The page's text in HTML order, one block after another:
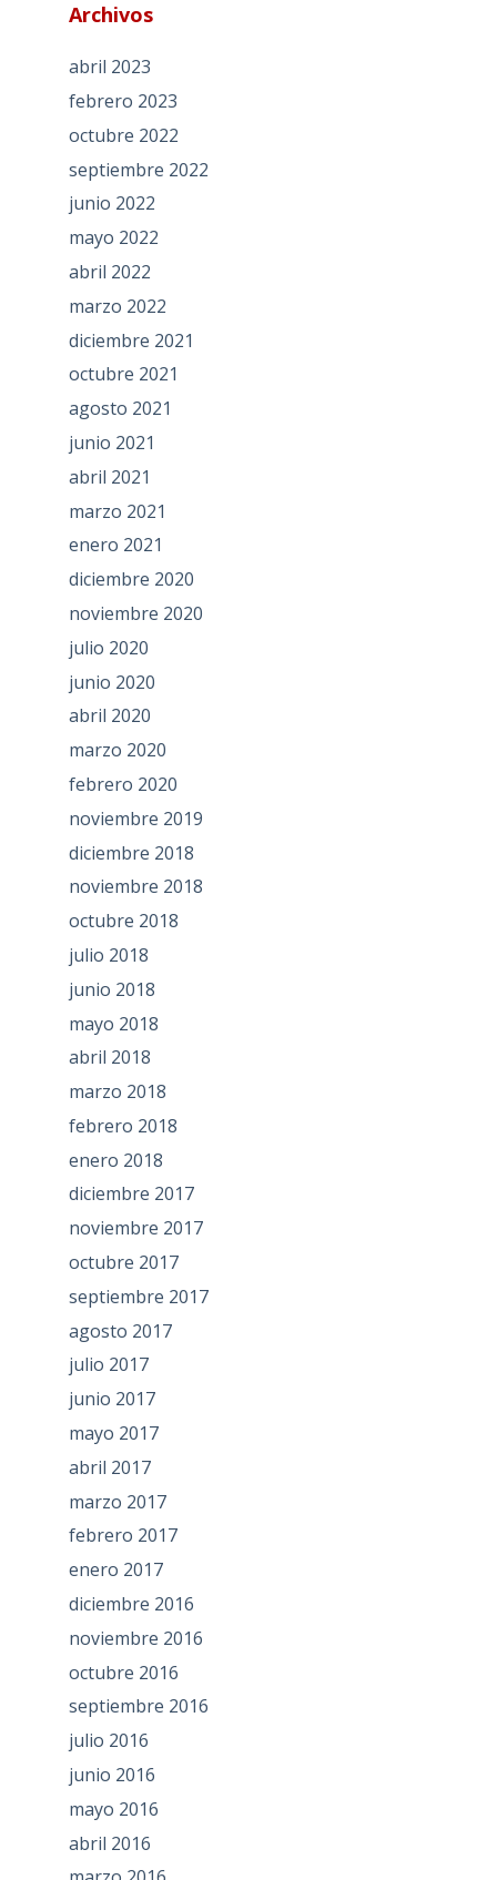
Archivos
abril 2023
febrero 2023
octubre 2022
septiembre 2022
junio 2022
mayo 2022
abril 2022
marzo 2022
diciembre 2021
octubre 2021
agosto 2021
junio 2021
abril 2021
marzo 2021
enero 2021
diciembre 2020
noviembre 2020
julio 2020
junio 2020
abril 2020
marzo 2020
febrero 2020
noviembre 2019
diciembre 2018
noviembre 2018
octubre 2018
julio 2018
junio 2018
mayo 2018
abril 2018
marzo 2018
febrero 2018
enero 2018
diciembre 2017
noviembre 2017
octubre 2017
septiembre 2017
agosto 2017
julio 2017
junio 2017
mayo 2017
abril 2017
marzo 2017
febrero 2017
enero 2017
diciembre 2016
noviembre 2016
octubre 2016
septiembre 2016
julio 2016
junio 2016
mayo 2016
abril 2016